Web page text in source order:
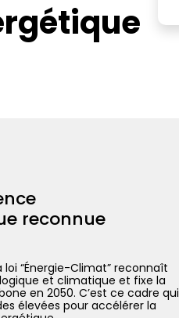
reconnue
loi “Énergie-Climat” reconnaît
et climatique et fixe la
en 2050. C’est ce cadre qui
élevées pour accélérer la